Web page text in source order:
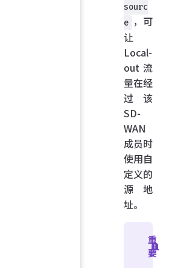
sourc
e ，可
让
Local-
out 流
量在经
过该
SD-
WAN
成员时
使用自
定义的
源地
址。
重
要